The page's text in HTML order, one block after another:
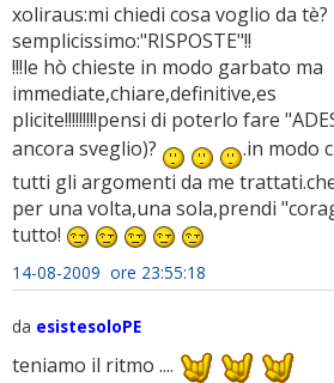
xoliraus:mi chiedi cosa voglio da tè?
semplicissimo:"RISPOSTE"!!
!!!le hò chieste in modo garbato ma
immediate,chiare,definitive,es
plicite!!!!!!!!!pensi di poterlo fare
ancora sveglio)?
.in modo
tutti gli argomenti da me
per una volta,una sola,prendi
tutto!
14-08-2009 ore 23:55:18
da esistesoloPE
teniamo il ritmo ....